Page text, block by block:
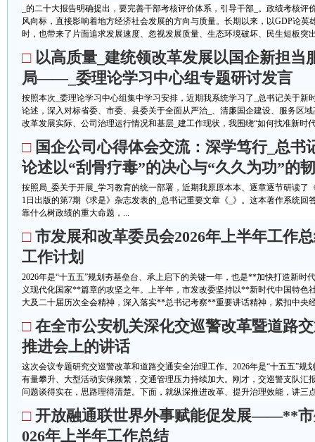
_的二十大报告明确提出，要完善干部考核评价体系，引导干部_。政绩考核
风向标，直接影响着地方经济社会发展的方向与质量。长期以来，以GDP论英
时，也带来了片面追求发展速度、忽视发展质量、生态环境破坏、民生短板突
□ 以高质量_建统领改革发展以国企新担当
局——_委理论学习中心组专题研讨发言
按照本次_委理论学习中心组集中学习安排，近期我系统学习了_总书记关于新
论述，深入对标省委、市委、县委关于全面从严治_、清廉国企建设、服务区
改革发展实际、公司治理运行情况和基层_建工作现状，我围绕“如何找准新时
□ 国企公司心得体会交流：深学笃行_总书
论述以“刮骨疗毒”的决心与“久久为功”的
按照局_委关于开展_学习教育的统一部署，近期我原原本本、逐章逐节研读了
1日出版的第7期《求是》杂志发表的_总书记重要文章《_》。这本著作系统回
靠什么树政绩的重大命题，...
□ 市发展和改革委员会2026年上半年工作
工作计划
2026年是“十五五”规划夯基垒台、承上启下的关键一年，也是**加快打造新时
义现代化国家**篇章的攻坚之年。上半年，市发改委坚持以**新时代中国特色
大及二十届历次全会精神，深入落实**总书记考察**重要讲话精神，紧扣中央
□ 在全市公安机关深化交巡警改革暨道路
推进会上的讲话
这次会议专题研究交巡警改革和道路交通安全治理工作。2026年是“十五五”规
有量攀升、大型活动安保频繁，交通管理压力持续加大。刚才，交巡警支队汇
问题谈得实在，思路理得清楚。下面，就纵深推进改革、提升治理效能，讲三
□ 开放融通联世界外事赋能促发展——**市
026年上半年工作总结